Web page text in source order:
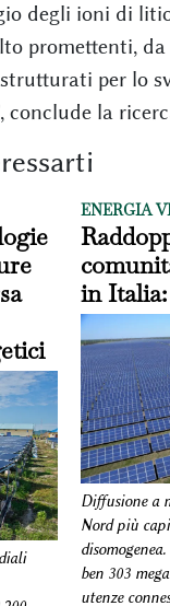
degli ioni di
promettenti,
per lo
conclude la
ENERGIA
in Italia:
Diffusione a
Nord più
ben 303
utenze